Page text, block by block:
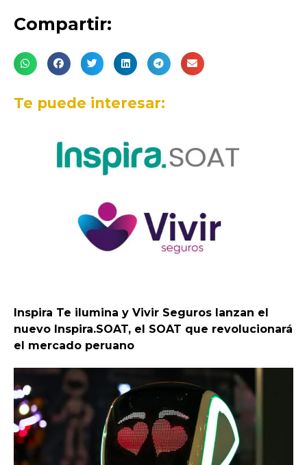
Compartir:
Te puede interesar:
Inspira Te ilumina y Vivir Seguros lanzan el
nuevo Inspira.SOAT, el SOAT que revolucionará
el mercado peruano